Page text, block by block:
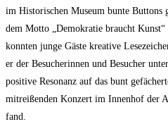
im His­to­ri­schen Muse­um bun­te But­tons
dem Mot­to „Demo­kra­tie braucht
konn­ten jun­ge Gäs­te krea­ti­ve
er der Besu­che­rin­nen und Besu­cher
posi­ti­ve Reso­nanz auf das bunt
mit­rei­ßen­den Kon­zert im Innen­hof der
fand.